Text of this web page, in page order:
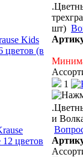
шт)
1
и